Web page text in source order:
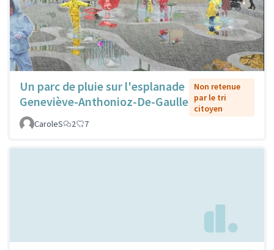
Un parc de pluie sur l'esplanade
Geneviève-Anthonioz-De-Gaulle
Non retenue
par le tri
citoyen
CaroleS
2 7